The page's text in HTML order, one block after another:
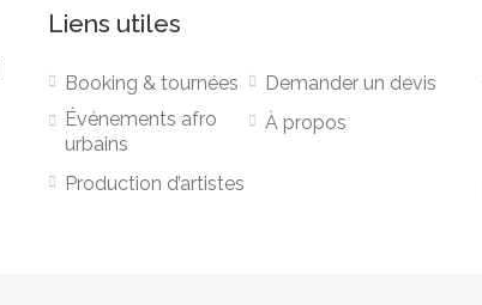
Liens utiles
Booking & tournées
Événements afro
urbains
Production d’artistes
Demander un devis
À propos